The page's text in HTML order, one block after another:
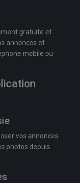
gratuite et
annonces et
mobile ou
vos annonces
photos depuis